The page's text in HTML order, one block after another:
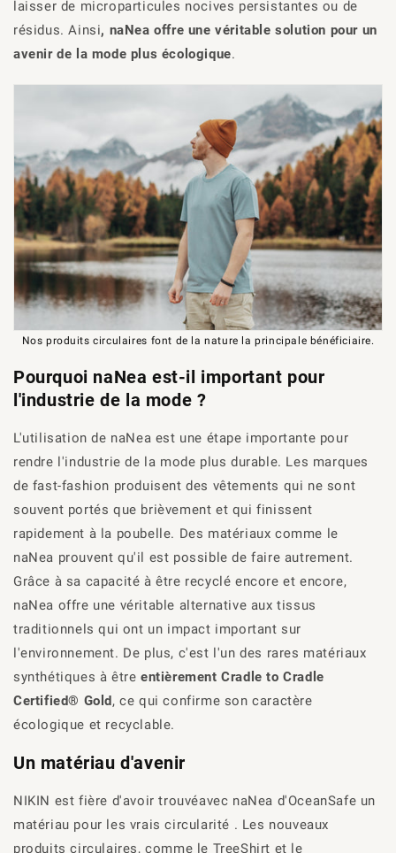
laisser de microparticules nocives persistantes ou de
résidus. Ainsi, naNea offre une véritable solution pour un
avenir de la mode plus écologique.
Nos produits circulaires font de la nature la principale bénéficiaire.
Pourquoi naNea est-il important pour
l'industrie de la mode ?
L'utilisation de naNea est une étape importante pour
rendre l'industrie de la mode plus durable. Les marques
de fast-fashion produisent des vêtements qui ne sont
souvent portés que brièvement et qui finissent
rapidement à la poubelle. Des matériaux comme le
naNea prouvent qu'il est possible de faire autrement.
Grâce à sa capacité à être recyclé encore et encore,
naNea offre une véritable alternative aux tissus
traditionnels qui ont un impact important sur
l'environnement. De plus, c'est l'un des rares matériaux
synthétiques à être entièrement Cradle to Cradle
Certified® Gold, ce qui confirme son caractère
écologique et recyclable.
Un matériau d'avenir
NIKIN est fière d'avoir trouvéavec naNea d'OceanSafe un
matériau pour les vrais circularité . Les nouveaux
produits circulaires, comme le TreeShirt et le